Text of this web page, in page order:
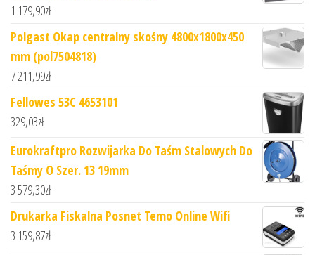
1 179,90zł
Polgast Okap centralny skośny 4800x1800x450
mm (pol7504818)
7 211,99zł
Fellowes 53C 4653101
329,03zł
Eurokraftpro Rozwijarka Do Taśm Stalowych Do
Taśmy O Szer. 13 19mm
3 579,30zł
Drukarka Fiskalna Posnet Temo Online Wifi
3 159,87zł